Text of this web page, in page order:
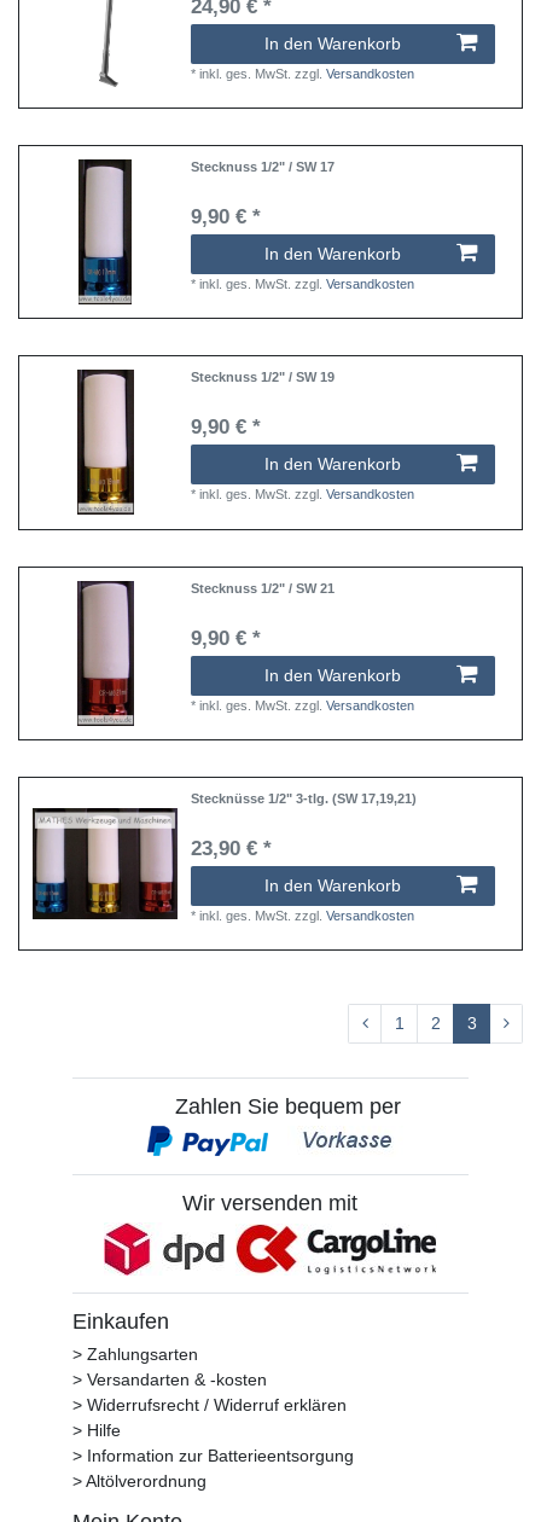
24,90 € *
In den Warenkorb
*inkl. ges. MwSt. zzgl.Versandkosten
Stecknuss 1/2" / SW 17
9,90 € *
In den Warenkorb
*inkl. ges. MwSt. zzgl.Versandkosten
Stecknuss 1/2" / SW 19
9,90 € *
In den Warenkorb
*inkl. ges. MwSt. zzgl.Versandkosten
Stecknuss 1/2" / SW 21
9,90 € *
In den Warenkorb
*inkl. ges. MwSt. zzgl.Versandkosten
Stecknüsse 1/2" 3-tlg. (SW 17,19,21)
23,90 € *
In den Warenkorb
*inkl. ges. MwSt. zzgl.Versandkosten
1 2 3
Zahlen Sie bequem per
Wir versenden mit
Einkaufen
> Zahlungsarten
> Versandarten & -kosten
> Widerrufsrecht / Widerruf erklären
> Hilfe
> Information zur Batterieentsorgung
> Altölverordnung